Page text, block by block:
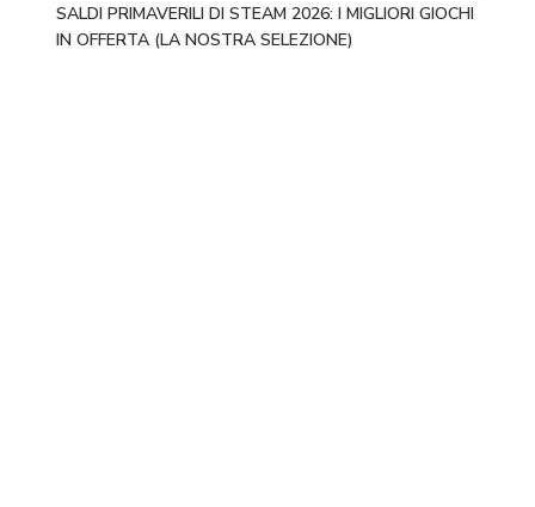
SALDI PRIMAVERILI DI STEAM 2026: I MIGLIORI GIOCHI
IN OFFERTA (LA NOSTRA SELEZIONE)